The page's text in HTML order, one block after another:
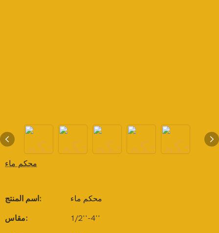
محكم ماء
اسم المنتج: محكم ماء
مقاس: 1/2''-4''